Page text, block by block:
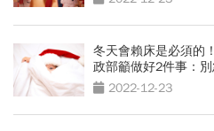
冬天會賴床是必須的
政部籲做好2件事：
2022-12-23